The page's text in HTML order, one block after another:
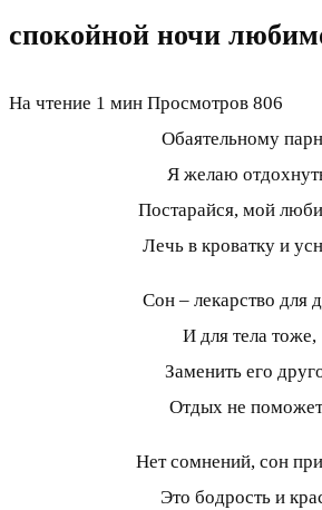
спокойной ночи
На чтение 1 мин Просмотров 806
Обаятельному
Я желаю
Постарайся, мой
Лечь в кроватку и
Сон – лекарство для
И для тела тоже,
Заменить его
Отдых не
Нет сомнений, сон
Это бодрость и